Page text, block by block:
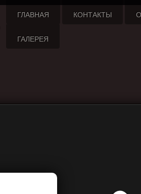
ГЛАВНАЯ КОНТАКТЫ
ГАЛЕРЕЯ